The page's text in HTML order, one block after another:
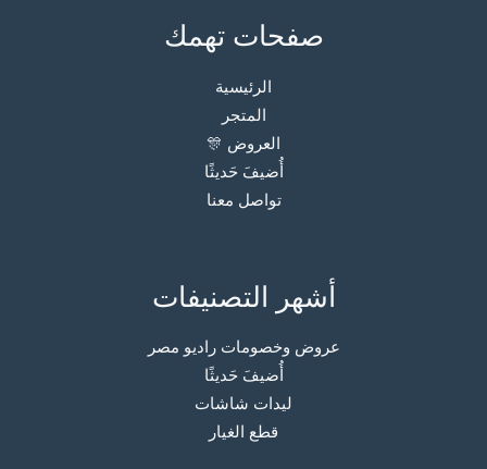
صفحات تهمك
الرئيسية
المتجر
العروض 🎊
أُضيفَ حَديثًا
تواصل معنا
أشهر التصنيفات
عروض وخصومات راديو مصر
أُضيفَ حَديثًا
ليدات شاشات
قطع الغيار